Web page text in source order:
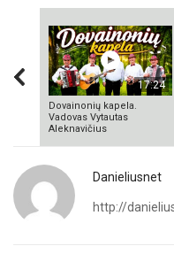
17:24
Dovainonių kapela.
Vadovas Vytautas
Aleknavičius
Danieliusnet
http://